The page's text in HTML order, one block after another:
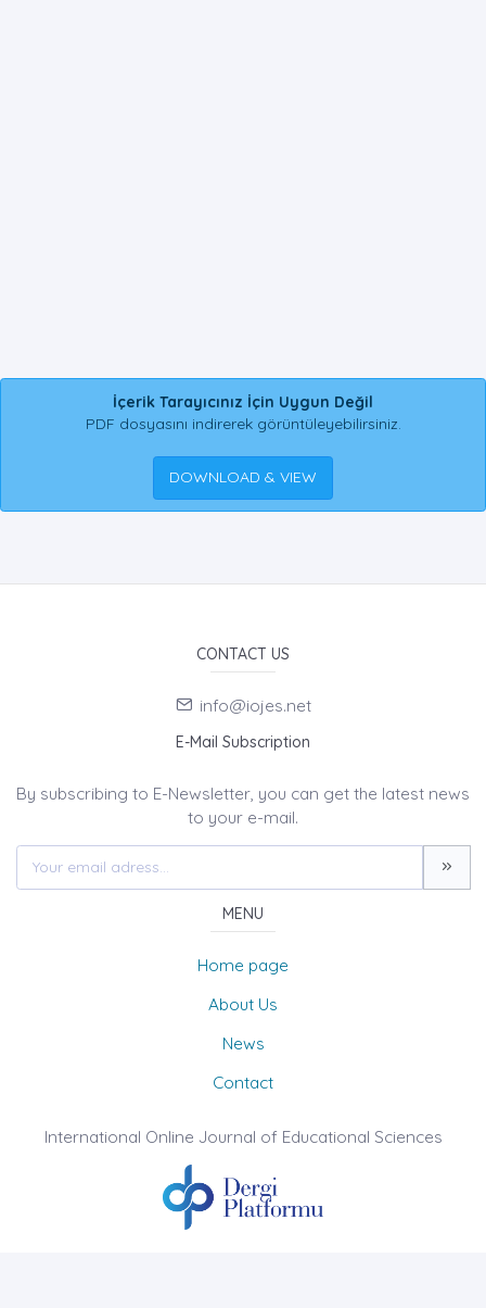
İçerik Tarayıcınız İçin Uygun Değil
PDF dosyasını indirerek görüntüleyebilirsiniz.
DOWNLOAD & VIEW
CONTACT US
info@iojes.net
E-Mail Subscription
By subscribing to E-Newsletter, you can get the latest news
to your e-mail.
MENU
Home page
About Us
News
Contact
International Online Journal of Educational Sciences